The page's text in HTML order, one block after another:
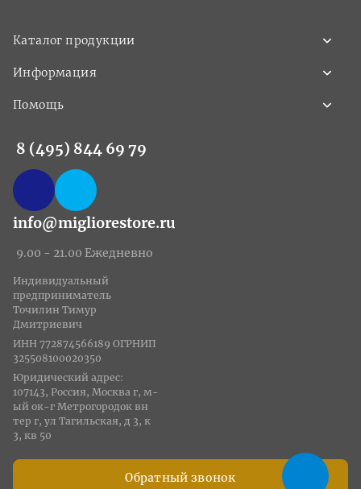
Каталог продукции
Информация
Помощь
8 (495) 844 69 79
info@migliorestore.ru
9.00 - 21.00 Ежедневно
Обратный звонок
Индивидуальный
предприниматель
Точилин Тимур
Дмитриевич
ИНН 772874566189 ОГРНИП
325508100020350
Юридический адрес:
107143, Россия, Москва г, м-
ый ок-г Метрогородок вн
тер г, ул Тагильская, д 3, к
3, кв 50